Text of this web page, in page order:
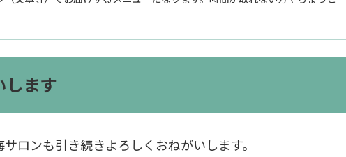
します
ロンも引き続きよろしくおねがいします。